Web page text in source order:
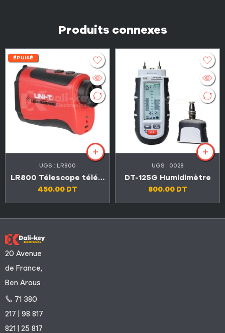
Produits connexes
ÉPUISÉ
UGS : LR800
LR800 Télescope télémètre laser 800 mètres
450.00 DT
UGS : 0028
DT-125G Humidimètre
800.00 DT
20 Avenue
de France,
Ben Arous
71 380
217 | 98 817
821 | 25 817